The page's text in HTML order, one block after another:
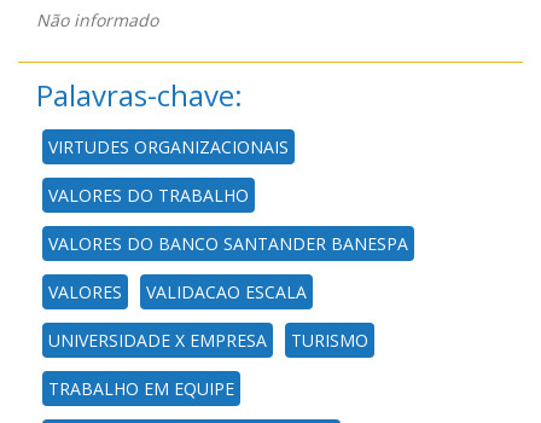
Não informado
Palavras-chave:
VIRTUDES ORGANIZACIONAIS
VALORES DO TRABALHO
VALORES DO BANCO SANTANDER BANESPA
VALORES VALIDACAO ESCALA
UNIVERSIDADE X EMPRESA TURISMO
TRABALHO EM EQUIPE